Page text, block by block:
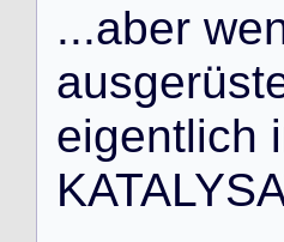
...aber we
ausgerüst
eigentlich i
KATALYSA